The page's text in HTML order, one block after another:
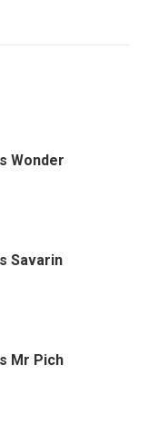
Wonder
Savarin
Mr Pich